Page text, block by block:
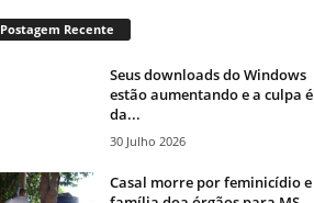
Postagem Recente
Seus downloads do Windows
estão aumentando e a culpa é
da...
30 Julho 2026
Casal morre por feminicídio e